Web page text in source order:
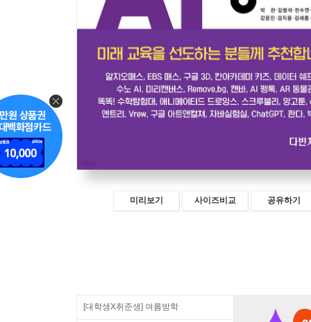
미리보기 사이즈비교 공유하기
[대학생X취준생] 여름방학